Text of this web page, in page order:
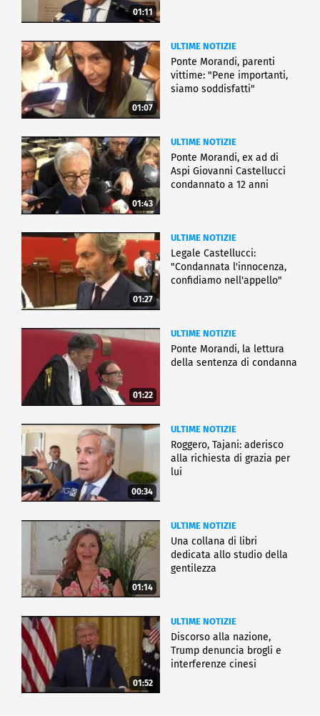
01:11
01:07
ULTIME NOTIZIE
Ponte Morandi, parenti
vittime: "Pene importanti,
siamo soddisfatti"
01:43
ULTIME NOTIZIE
Ponte Morandi, ex ad di
Aspi Giovanni Castellucci
condannato a 12 anni
01:27
ULTIME NOTIZIE
Legale Castellucci:
"Condannata l'innocenza,
confidiamo nell'appello"
01:22
ULTIME NOTIZIE
Ponte Morandi, la lettura
della sentenza di condanna
00:34
ULTIME NOTIZIE
Roggero, Tajani: aderisco
alla richiesta di grazia per
lui
01:14
ULTIME NOTIZIE
Una collana di libri
dedicata allo studio della
gentilezza
01:52
ULTIME NOTIZIE
Discorso alla nazione,
Trump denuncia brogli e
interferenze cinesi